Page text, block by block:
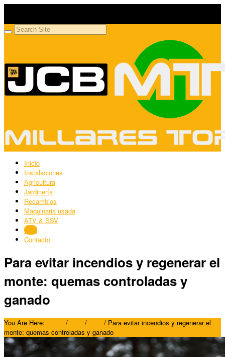
Inicio
Instalaciones
Agricultura
Jardinería
Recambios
Maquinaria usada
ATV & SSV
Blog
Contacto
Para evitar incendios y regenerar el
monte: quemas controladas y
ganado
You Are Here: / / / Para evitar incendios y regenerar el
monte: quemas controladas y ganado